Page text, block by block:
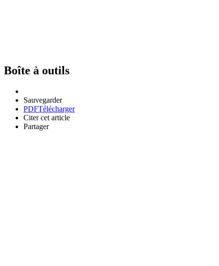
Boîte à outils
Sauvegarder
PDFTélécharger
Citer cet article
Partager